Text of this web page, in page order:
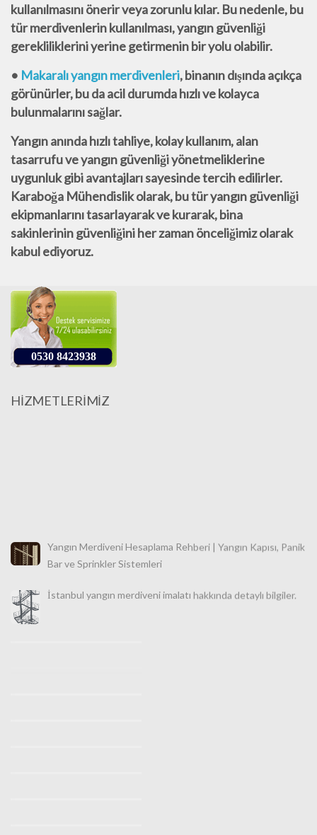
kullanılmasını önerir veya zorunlu kılar. Bu nedenle, bu
tür merdivenlerin kullanılması, yangıngüvenliği
gerekliliklerini yerine getirmenin bir yolu olabilir.
• Makaralı yangın merdivenleri, binanın dışında açıkça
görünürler, bu da acil durumda hızlı vekolayca
bulunmalarını sağlar.
Yangın anında hızlı tahliye, kolay kullanım, alan
tasarrufu ve yangın güvenliği yönetmeliklerine
uygunluk gibi avantajları sayesinde tercih edilirler.
Karaboğa Mühendislik olarak, bu tür yangıngüvenliği
ekipmanlarını tasarlayarak ve kurarak, bina
sakinlerinin güvenliğini her zaman önceliğimizolarak
kabul ediyoruz.
0530 8423938
HİZMETLERİMİZ
Bar ve Sprinkler Sistemleri